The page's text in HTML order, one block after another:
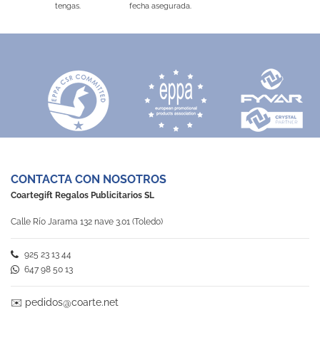
tengas.
fecha asegurada.
CONTACTA CON NOSOTROS
Coartegift Regalos Publicitarios SL
Calle Río Jarama 132 nave 3.01 (Toledo)
925 23 13 44
647 98 50 13
✉️ pedidos@coarte.net